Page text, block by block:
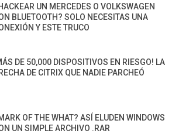
UN MERCEDES O VOLKSWAGEN
BLUETOOTH? SOLO NECESITAS UNA
Y ESTE TRUCO
DE 50,000 DISPOSITIVOS EN RIESGO! LA
DE CITRIX QUE NADIE PARCHEÓ
OF THE WHAT? ASÍ ELUDEN WINDOWS
UN SIMPLE ARCHIVO .RAR